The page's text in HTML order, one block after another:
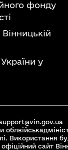
фонду
у
Використання
сайт